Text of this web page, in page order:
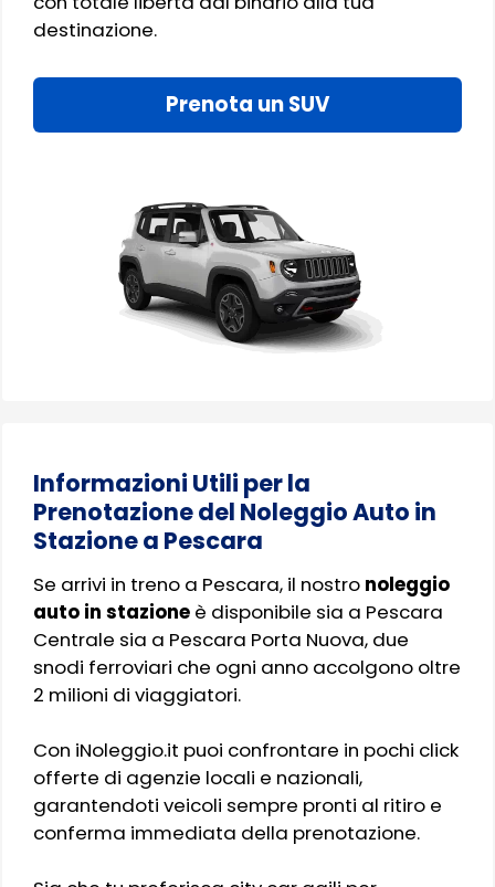
destinazione.
Prenota un SUV
Informazioni Utili per la
Prenotazione del Noleggio Auto in
Stazione a Pescara
Se arrivi in treno a Pescara, il nostro noleggio
auto in stazione è disponibile sia a Pescara
Centrale sia a Pescara Porta Nuova, due
snodi ferroviari che ogni anno accolgono oltre
2 milioni di viaggiatori.
Con iNoleggio.it puoi confrontare in pochi click
offerte di agenzie locali e nazionali,
garantendoti veicoli sempre pronti al ritiro e
conferma immediata della prenotazione.